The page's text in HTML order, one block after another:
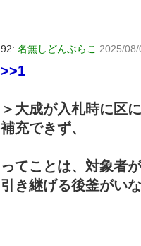
92: 名無しどんぶらこ 2025/
>>1
＞大成が入札時に区
補充できず、
ってことは、対象者
引き継げる後釜がい